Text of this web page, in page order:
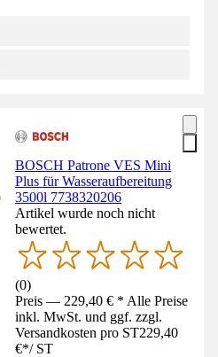
BOSCH Patrone VES Mini
Plus für Wasseraufbereitung
3500l 7738320206
Artikel wurde noch nicht
bewertet.
(0)
Preis — 229,40 € * Alle Preise
inkl. MwSt. und ggf. zzgl.
Versandkosten pro ST229,40
€*/ ST